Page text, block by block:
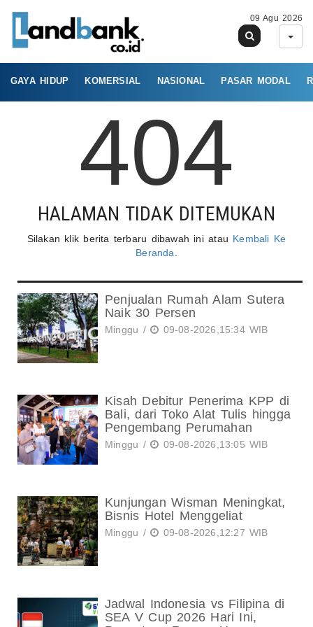
09 Agu 2026
GAYA HIDUP KOMERSIAL NASIONAL PASAR MODAL
404
HALAMAN TIDAK DITEMUKAN
Silakan klik berita terbaru dibawah ini atau Kembali Ke
Beranda
Penjualan Rumah Alam Sutera
Naik 30 Persen
Minggu / 09-08-2026,15:34 WIB
Kisah Debitur Penerima KPP di
Bali, dari Toko Alat Tulis hingga
Pengembang Perumahan
Minggu / 09-08-2026,13:05 WIB
Kunjungan Wisman Meningkat,
Bisnis Hotel Menggeliat
Minggu / 09-08-2026,12:27 WIB
Jadwal Indonesia vs Filipina di
SEA V Cup 2026 Hari Ini,